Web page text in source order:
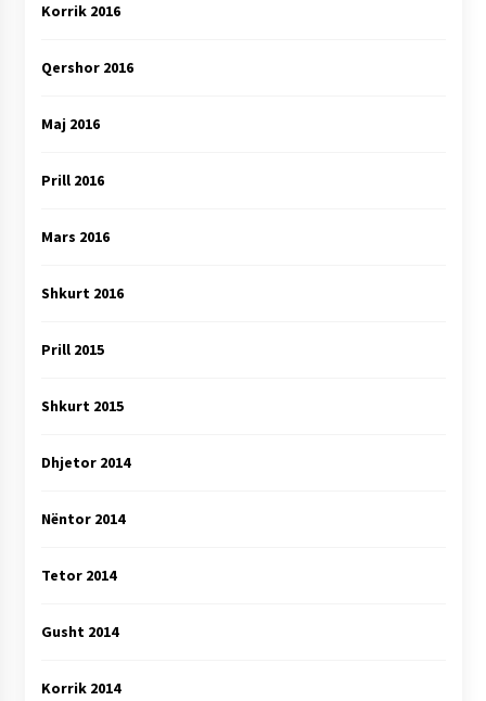
Korrik 2016
Qershor 2016
Maj 2016
Prill 2016
Mars 2016
Shkurt 2016
Prill 2015
Shkurt 2015
Dhjetor 2014
Nëntor 2014
Tetor 2014
Gusht 2014
Korrik 2014